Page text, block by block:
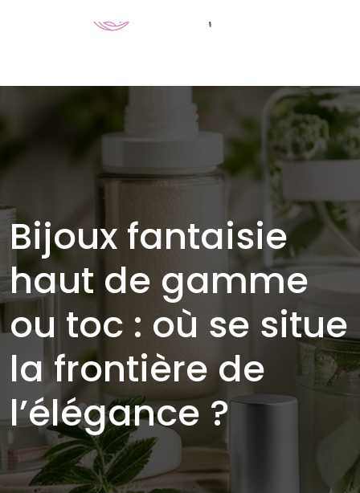
Bijoux fantaisie
haut de gamme
ou toc : où se situe
la frontière de
l’élégance ?